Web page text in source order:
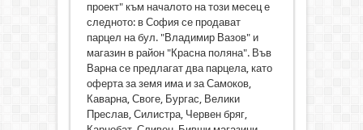
проект" към началото на този месец е
следното: в София се продават
парцел на бул. "Владимир Вазов" и
магазин в район "Красна поляна". Във
Варна се предлагат два парцела, като
оферта за земя има и за Самоков,
Каварна, Своге, Бургас, Велики
Преслав, Силистра, Червен бряг,